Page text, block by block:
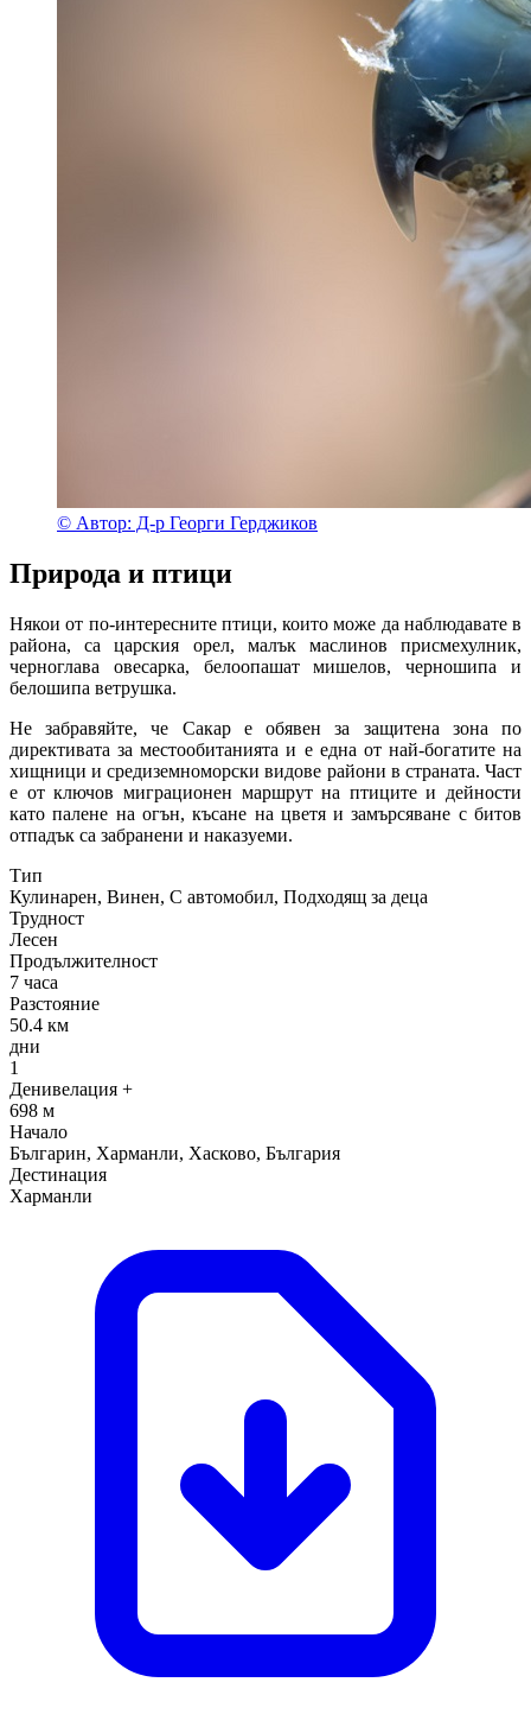
© Автор: Д-р Георги Герджиков
Природа и птици
Някои от по-интересните птици, които може да наблюдавате в
района, са царския орел, малък маслинов присмехулник,
черноглава овесарка, белоопашат мишелов, черношипа и
белошипа ветрушка.
Не забравяйте, че Сакар е обявен за защитена зона по
директивата за местообитанията и е една от най-богатите на
хищници и средиземноморски видове райони в страната. Част
е от ключов миграционен маршрут на птиците и дейности
като палене на огън, късане на цветя и замърсяване с битов
отпадък са забранени и наказуеми.
Тип
Кулинарен, Винен, С автомобил, Подходящ за деца
Трудност
Лесен
Продължителност
7 часа
Разстояние
50.4 км
дни
1
Денивелация +
698 м
Начало
Българин, Харманли, Хасково, България
Дестинация
Харманли